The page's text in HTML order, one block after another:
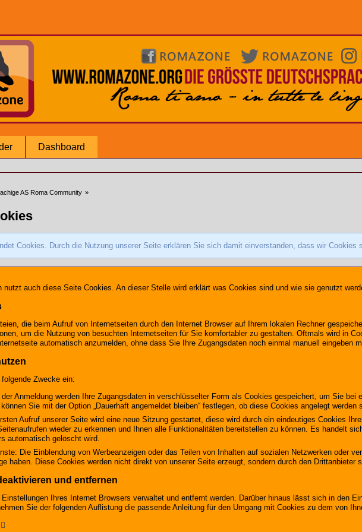
Dashboard
AS Roma Community »
Cookies. Durch die Nutzung unserer Seite erklären Sie sich damit einverstanden, dass wir Cookies
nutzt auch diese Seite Cookies. An dieser Stelle wird erklärt was Cookies sind und wie sie genutzt
die beim Aufruf von Internetseiten durch den Internet Browser auf Ihrem lokalen Rechner
um die Nutzung von besuchten Internetseiten für Sie komfortabler zu gestalten. Oftmals wird in
automatisch anzumelden, ohne dass Sie Ihre Zugangsdaten noch einmal manuell eingeben
Zwecke ein:
Anmeldung werden Ihre Zugangsdaten in verschlüsselter Form als Cookies gespeichert, um Sie
Sie mit der Option „Dauerhaft angemeldet bleiben“ festlegen, ob diese Cookies angelegt werden
Aufruf unserer Seite wird eine neue Sitzung gestartet, diese wird durch ein eindeutiges Cookies
wieder zu erkennen und Ihnen alle Funktionalitäten bereitstellen zu können. Es handelt
automatisch gelöscht wird.
Die Einblendung von Werbeanzeigen oder das Teilen von Inhalten auf sozialen Netzwerken oder
haben. Diese Cookies werden nicht direkt von unserer Seite erzeugt, sondern durch den Drittanbieter
und entfernen
Ihres Internet Browsers verwaltet und entfernt werden. Darüber hinaus lässt sich in den
Sie der folgenden Auflistung die passende Anleitung für den Umgang mit Cookies zu dem von